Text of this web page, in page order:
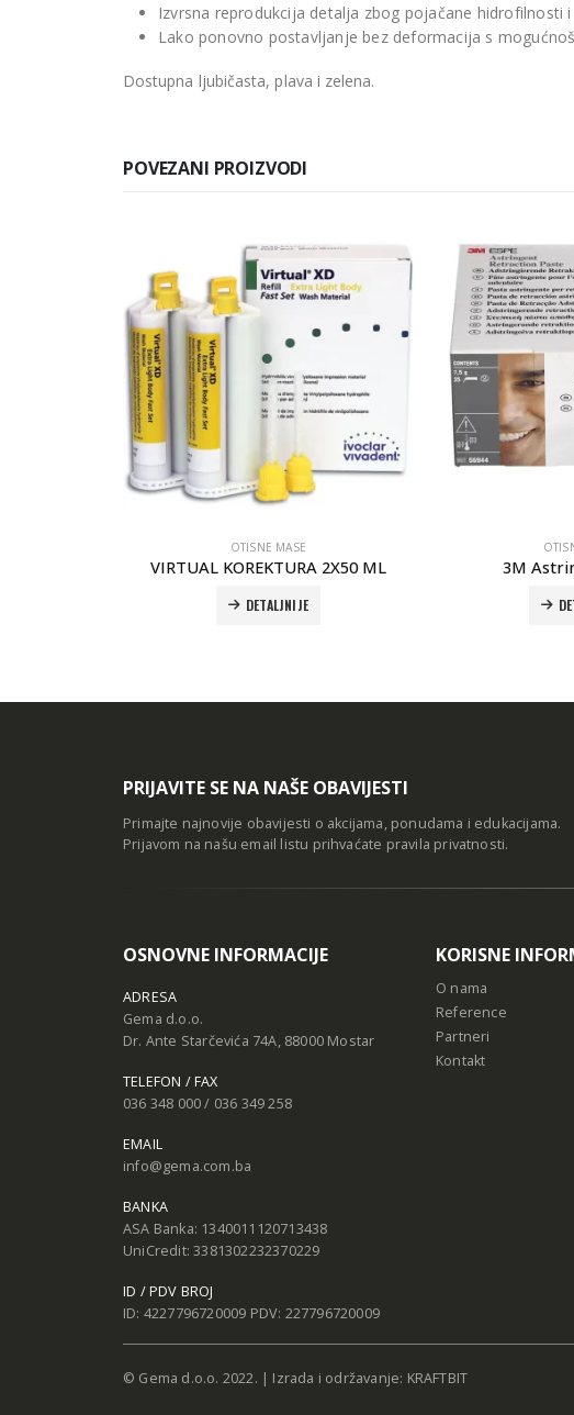
Izvrsna reprodukcija detalja zbog pojačane hidrofilnosti
Lako ponovno postavljanje bez deformacija s
Dostupna ljubičasta, plava i zelena.
POVEZANI PROIZVODI
OTISNE MASE
VIRTUAL KOREKTURA 2X50 ML
DETALJNIJE
3M
PRIJAVITE SE NA NAŠE OBAVIJESTI
Primajte najnovije obavijesti o akcijama, ponudama i edukacijama.
Prijavom na našu email listu prihvaćate pravila privatnosti.
OSNOVNE INFORMACIJE
ADRESA
Gema d.o.o.
Dr. Ante Starčevića 74A, 88000 Mostar
TELEFON / FAX
036 348 000 / 036 349 258
EMAIL
info@gema.com.ba
BANKA
ASA Banka: 1340011120713438
UniCredit: 3381302232370229
ID / PDV BROJ
ID: 4227796720009 PDV: 227796720009
KORISNE
O nama
Reference
Partneri
Kontakt
© Gema d.o.o. 2022. | Izrada i održavanje: KRAFTBIT